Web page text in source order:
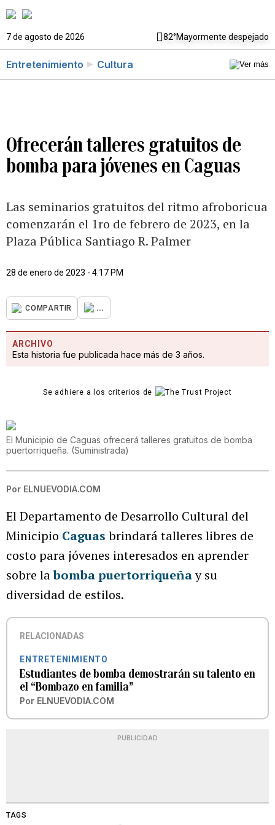
7 de agosto de 2026 82°Mayormente despejado
Entretenimiento Cultura
Ofrecerán talleres gratuitos de
bomba para jóvenes en Caguas
Las seminarios gratuitos del ritmo afroboricua
comenzarán el 1ro de febrero de 2023, en la
Plaza Pública Santiago R. Palmer
28 de enero de 2023 - 4:17 PM
COMPARTIR ...
ARCHIVO
Esta historia fue publicada hace más de 3 años.
Se adhiere a los criterios de
El Municipio de Caguas ofrecerá talleres gratuitos de bomba
puertorriqueña. (Suministrada)
Por ELNUEVODIA.COM
El Departamento de Desarrollo Cultural del
Minicipio Caguas brindará talleres libres de
costo para jóvenes interesados en aprender
sobre labomba puertorriqueñay su
diversidad de estilos.
RELACIONADAS
ENTRETENIMIENTO
Estudiantes de bomba demostrarán su talento en
el “Bombazo en familia”
Por ELNUEVODIA.COM
PUBLICIDAD
TAGS